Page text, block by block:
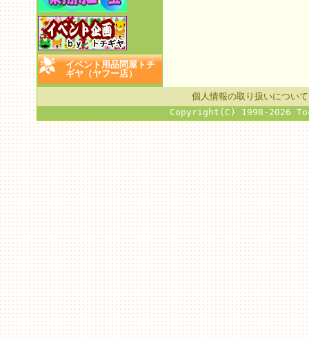
イベント用品問屋トチ
ギヤ（ヤフー店）
個人情報の取り扱いについて
Copyright(C) 1998-